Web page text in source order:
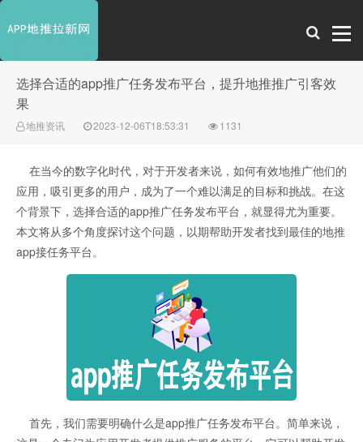
选择合适的app推广任务发布平台，提升地推推广引客效
果
地推资讯 2023-12-06T18:53:31 1131
在当今的数字化时代，对于开发者来说，如何有效地推广他们的
应用，吸引更多的用户，成为了一个难以满足的目标和挑战。在这
个背景下，选择合适的app推广任务发布平台，就显得尤为重要。
本文将从多个角度探讨这个问题，以期帮助开发者找到最佳的地推
app接任务平台。
首先，我们需要明确什么是app推广任务发布平台。简单来说，